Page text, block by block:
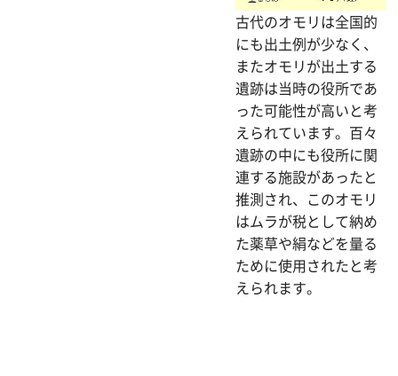
古代のオモリは全国的
にも出土例が少なく、
またオモリが出土する
遺跡は当時の役所であ
った可能性が高いと考
えられています。百々
遺跡の中にも役所に関
連する施設があったと
推測され、このオモリ
はムラが税として納め
た薬草や絹などを量る
ために使用されたと考
えられます。